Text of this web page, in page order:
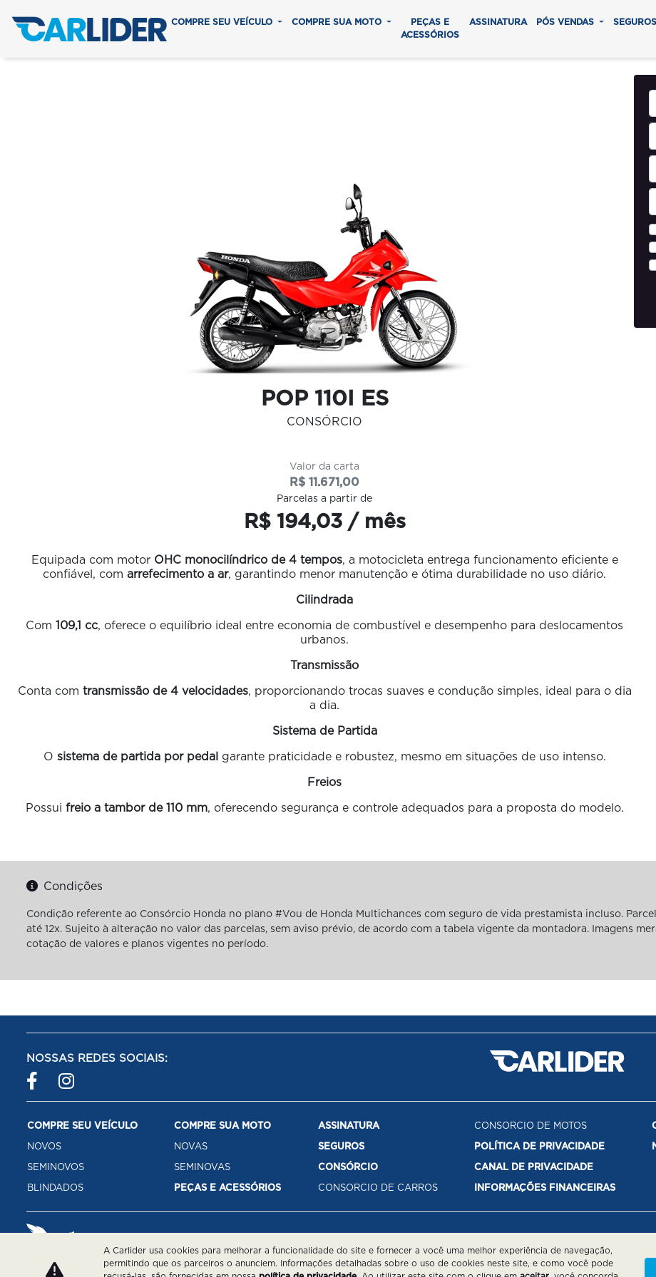
COMPRE SEU VEÍCULO COMPRE SUA MOTO
PEÇAS E
ACESSÓRIOS
ASSINATURA PÓS VENDAS SEGUROS
POP 110I ES
CONSÓRCIO
Valor da carta
R$ 11.671,00
Parcelas a partir de
R$ 194,03 / mês
Equipada com motor OHC monocilíndrico de 4 tempos, a motocicleta entrega funcionamento eficiente e
confiável, comarrefecimento a ar, garantindo menor manutenção e ótima durabilidade no uso diário.
Cilindrada
Com109,1 cc, oferece o equilíbrio ideal entre economia de combustível e desempenho para deslocamentos
urbanos.
Transmissão
Conta com transmissão de 4 velocidades, proporcionando trocas suaves e condução simples, ideal para o dia
a dia.
Sistema de Partida
O sistema de partida por pedalgarante praticidade e robustez, mesmo em situações de uso intenso.
Freios
Possui freio a tambor de 110 mm, oferecendo segurança e controle adequados para a proposta do modelo.
Condições
Condição referente ao Consórcio Honda no plano #Vou de Honda Multichances com seguro de vida prestamista incluso.
até 12x. Sujeito à alteração no valor das parcelas, sem aviso prévio, de acordo com a tabela vigente da montadora. Imagens
cotação de valores e planos vigentes no período.
NOSSAS REDES SOCIAIS:
COMPRE SEU VEÍCULO
NOVOS
SEMINOVOS
BLINDADOS
COMPRE SUA MOTO
NOVAS
SEMINOVAS
PEÇAS E ACESSÓRIOS
ASSINATURA
SEGUROS
CONSÓRCIO
CONSORCIO DE CARROS
CONSORCIO DE MOTOS
POLÍTICA DE PRIVACIDADE
CANAL DE PRIVACIDADE
INFORMAÇÕES FINANCEIRAS
A Carlider usa cookies para melhorar a funcionalidade do site e fornecer a você uma melhor experiência de navegação,
permitindo que os parceiros o anunciem. Informações detalhadas sobre o uso de cookies neste site, e como você pode